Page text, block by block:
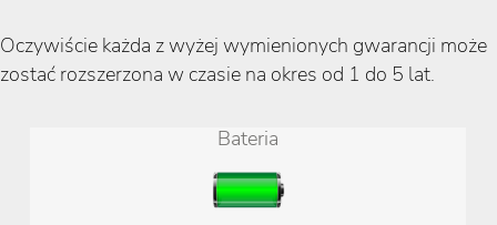
Oczywiście każda z wyżej wymienionych gwarancji może
zostać rozszerzona w czasie na okres od 1 do 5 lat.
Bateria